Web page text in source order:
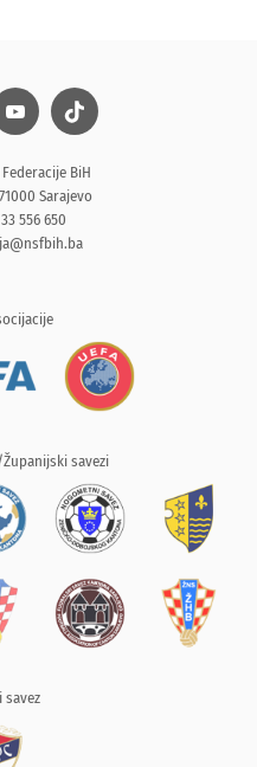
BiH
Sarajevo
556 650
savezi
savez